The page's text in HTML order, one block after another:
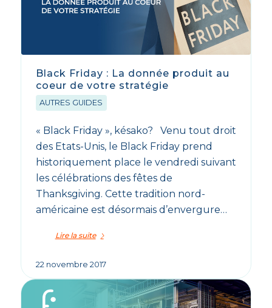
Black Friday : La donnée produit au
coeur de votre stratégie
AUTRES GUIDES
« Black Friday », késako? Venu tout droit
des Etats-Unis, le Black Friday prend
historiquement place le vendredi suivant
les célébrations des fêtes de
Thanksgiving. Cette tradition nord-
américaine est désormais d’envergure…
Lire la suite
22 novembre 2017